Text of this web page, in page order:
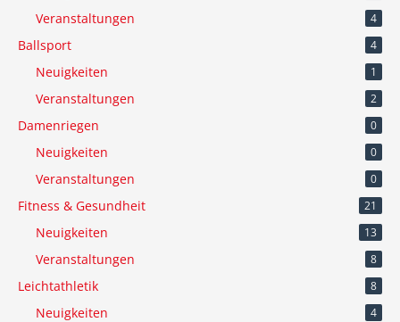
Veranstaltungen 4
Ballsport 4
Neuigkeiten 1
Veranstaltungen 2
Damenriegen 0
Neuigkeiten 0
Veranstaltungen 0
Fitness & Gesundheit 21
Neuigkeiten 13
Veranstaltungen 8
Leichtathletik 8
Neuigkeiten 4